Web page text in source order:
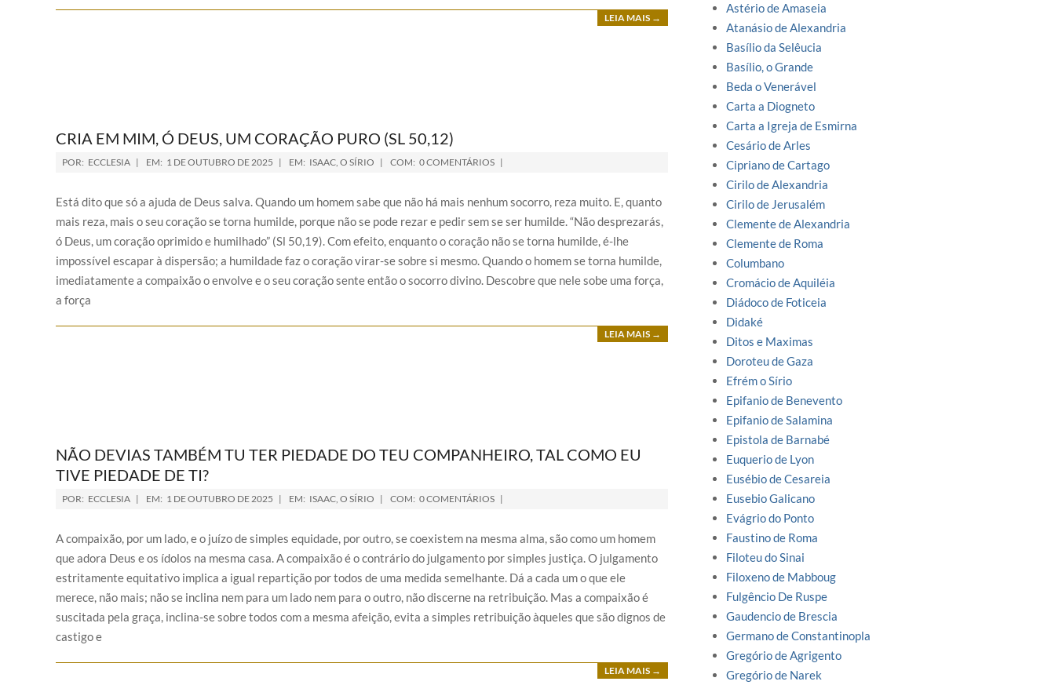
LEIA MAIS →
CRIA EM MIM, Ó DEUS, UM CORAÇÃO PURO (SL 50,12)
POR: ECCLESIA EM: 1 DE OUTUBRO DE 2025 EM: ISAAC, O SÍRIO COM: 0 COMENTÁRIOS
Está dito que só a ajuda de Deus salva. Quando um homem sabe que não há mais nenhum socorro, reza muito. E, quanto
mais reza, mais o seu coração se torna humilde, porque não se pode rezar e pedir sem se ser humilde. “Não desprezarás,
ó Deus, um coração oprimido e humilhado” (Sl 50,19). Com efeito, enquanto o coração não se torna humilde, é-lhe
impossível escapar à dispersão; a humildade faz o coração virar-se sobre si mesmo. Quando o homem se torna humilde,
imediatamente a compaixão o envolve e o seu coração sente então o socorro divino. Descobre que nele sobe uma força,
a força
LEIA MAIS →
NÃO DEVIAS TAMBÉM TU TER PIEDADE DO TEU COMPANHEIRO, TAL COMO EU
TIVE PIEDADE DE TI?
POR: ECCLESIA EM: 1 DE OUTUBRO DE 2025 EM: ISAAC, O SÍRIO COM: 0 COMENTÁRIOS
A compaixão, por um lado, e o juízo de simples equidade, por outro, se coexistem na mesma alma, são como um homem
que adora Deus e os ídolos na mesma casa. A compaixão é o contrário do julgamento por simples justiça. O julgamento
estritamente equitativo implica a igual repartição por todos de uma medida semelhante. Dá a cada um o que ele
merece, não mais; não se inclina nem para um lado nem para o outro, não discerne na retribuição. Mas a compaixão é
suscitada pela graça, inclina-se sobre todos com a mesma afeição, evita a simples retribuição àqueles que são dignos de
castigo e
LEIA MAIS →
Astério de Amaseia
Atanásio de Alexandria
Basílio da Selêucia
Basílio, o Grande
Beda o Venerável
Carta a Diogneto
Carta a Igreja de Esmirna
Cesário de Arles
Cipriano de Cartago
Cirilo de Alexandria
Cirilo de Jerusalém
Clemente de Alexandria
Clemente de Roma
Columbano
Cromácio de Aquiléia
Diádoco de Foticeia
Didaké
Ditos e Maximas
Doroteu de Gaza
Efrém o Sírio
Epifanio de Benevento
Epifanio de Salamina
Epistola de Barnabé
Euquerio de Lyon
Eusébio de Cesareia
Eusebio Galicano
Evágrio do Ponto
Faustino de Roma
Filoteu do Sinai
Filoxeno de Mabboug
Fulgêncio De Ruspe
Gaudencio de Brescia
Germano de Constantinopla
Gregório de Agrigento
Gregório de Narek